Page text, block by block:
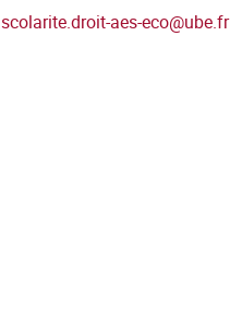
scolarite.droit-aes-eco@ube.fr